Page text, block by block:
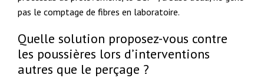
pas le comptage de fibres en laboratoire.
Quelle solution proposez-vous contre
les poussières lors d’interventions
autres que le perçage ?